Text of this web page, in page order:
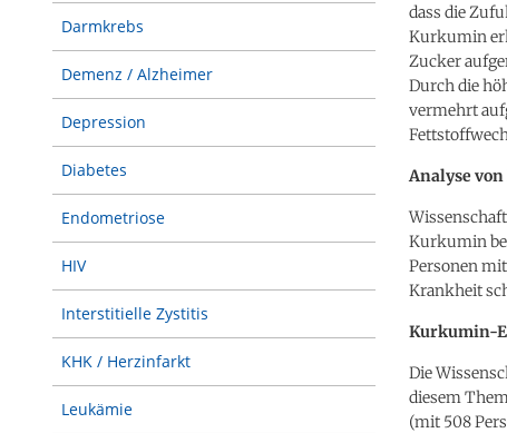
Darmkrebs
Demenz / Alzheimer
Depression
Diabetes
Endometriose
HIV
Interstitielle Zystitis
KHK / Herzinfarkt
Leukämie
dass die
Kurkumin
Zucker
Durch die
vermehrt
Analyse
Kurkumin
Personen
Krankheit
Kurkumin-
Die
diesem
(mit 508